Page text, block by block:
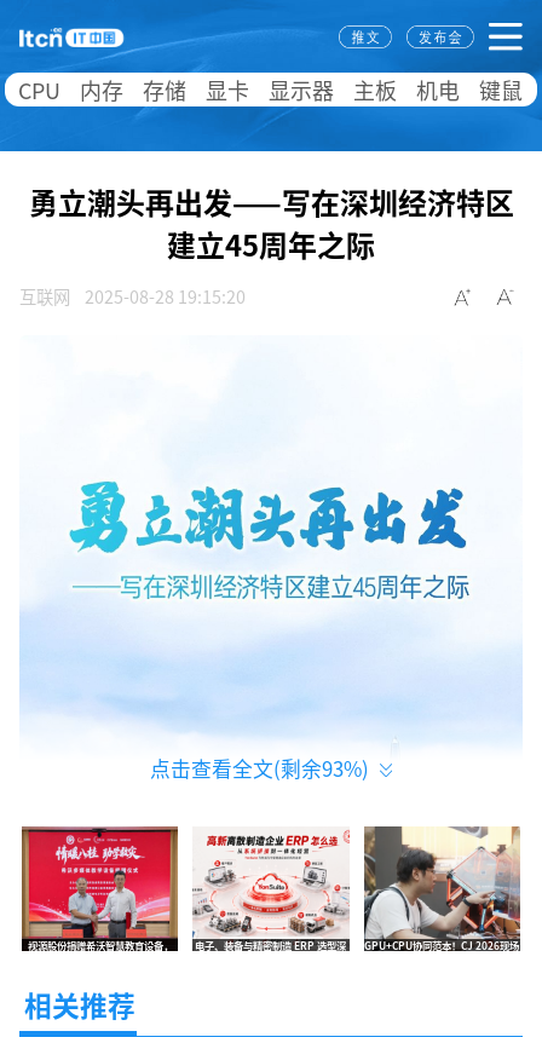
CPU 内存 存储 显卡 显示器 主板 机电 键鼠
勇立潮头再出发——写在深圳经济特区
建立45周年之际
互联网 2025-08-28 19:15:20
点击查看全文(剩余93%)
视源股份捐赠希沃智慧教育设备，
电子、装备与精密制造 ERP 选型深
GPU+CPU协同范本！CJ 2026现场
相关推荐